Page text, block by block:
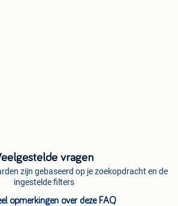
vragen
zijn gebaseerd op je zoekopdracht en de
ingestelde filters
opmerkingen over deze FAQ